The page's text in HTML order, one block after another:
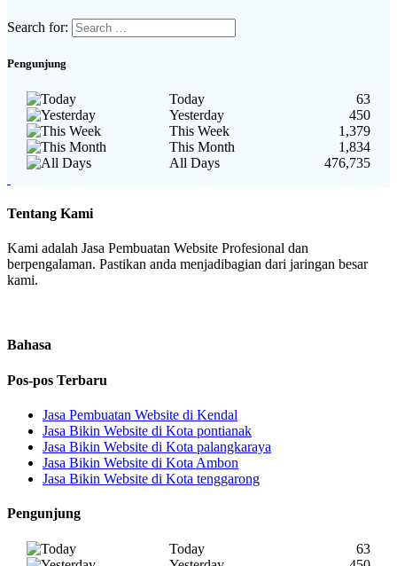
Search for:
Pengunjung
Today
63
Yesterday
450
This Week
1,379
This Month
1,834
All Days
476,735
Tentang Kami
Kami adalah Jasa Pembuatan Website Profesional dan
berpengalaman. Pastikan anda menjadibagian dari jaringan besar
kami.
Bahasa
Pos-pos Terbaru
Jasa Pembuatan Website di Kendal
Jasa Bikin Website di Kota pontianak
Jasa Bikin Website di Kota palangkaraya
Jasa Bikin Website di Kota Ambon
Jasa Bikin Website di Kota tenggarong
Pengunjung
Today
63